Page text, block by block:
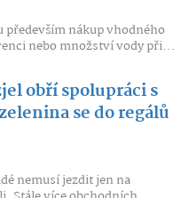
především nákup vhodného
nebo množství vody při...
obří spolupráci s
se do regálů
nemusí jezdit jen na